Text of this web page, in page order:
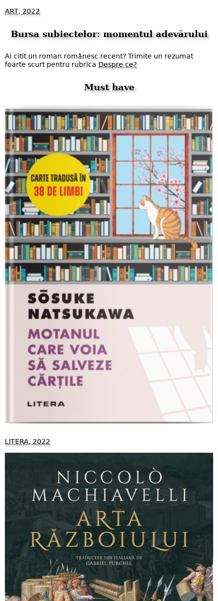
ART, 2022
Bursa subiectelor: momentul adevărului
Ai citit un roman românesc recent? Trimite un rezumat
foarte scurt pentru rubrica Despre ce?
Must have
LITERA, 2022